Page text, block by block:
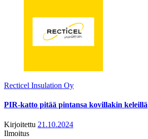
Recticel Insulation Oy
PIR-katto pitää pintansa kovillakin keleillä
Kirjoitettu 21.10.2024
Ilmoitus